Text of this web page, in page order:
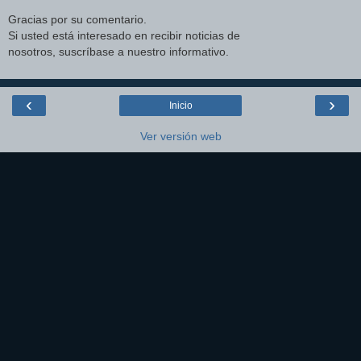
Gracias por su comentario.
Si usted está interesado en recibir noticias de
nosotros, suscríbase a nuestro informativo.
‹ ›
Inicio
Ver versión web